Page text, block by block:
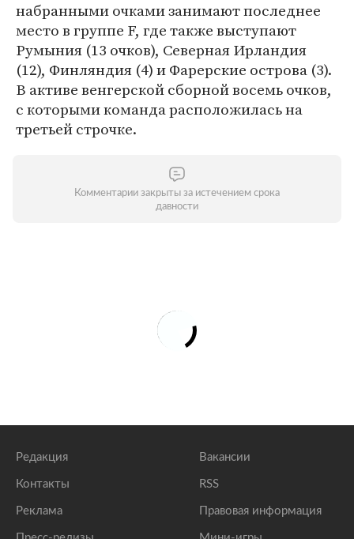
набранными очками занимают последнее
место в группе F, где также выступают
Румыния (13 очков), Северная Ирландия
(12), Финляндия (4) и Фарерские острова (3).
В активе венгерской сборной восемь очков,
с которыми команда расположилась на
третьей строчке.
Комментарии закрыты за истечением срока
давности
Редакция
Контакты
Реклама
Вакансии
RSS
Правовая информация